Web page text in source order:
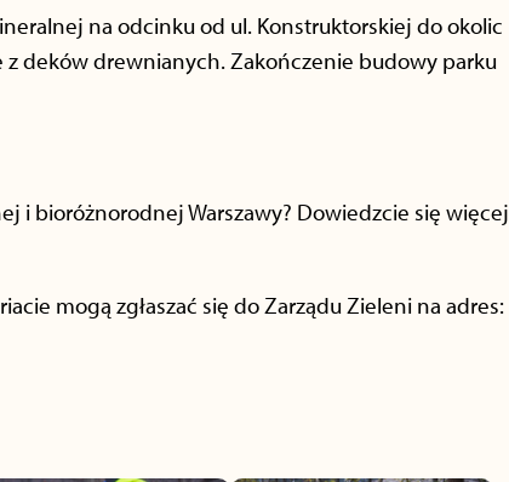
na odcinku od ul. Konstruktorskiej do okolic
deków drewnianych. Zakończenie budowy parku
i bioróżnorodnej Warszawy? Dowiedzcie się więcej
mogą zgłaszać się do Zarządu Zieleni na adres: